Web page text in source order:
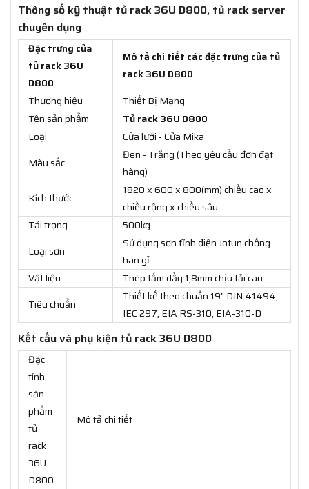
Thông số kỹ thuật tủ rack 36U D800, tủ rack server
chuyên dụng
Đặc trưng của
tủ rack 36U
D800
Mô tả chi tiết các đặc trưng của tủ
rack 36U D800
Thương hiệu
Thiết Bị Mạng
Tên sản phẩm
Tủ rack 36U D800
Loại
Cửa lưới - Cửa Mika
Màu sắc
Đen - Trắng (Theo yêu cầu đơn đặt
hàng)
Kích thước
1820 x 600 x 800(mm) chiều cao x
chiều rộng x chiều sâu
Tải trọng
500kg
Loại sơn
Sử dụng sơn tĩnh điện Jotun chống
han gỉ
Vật liệu
Thép tấm dầy 1,8mm chịu tải cao
Tiêu chuẩn
Thiết kế theo chuẩn 19" DIN 41494,
IEC 297, EIA RS-310, EIA-310-D
Kết cấu và phụ kiện tủ rack 36U D800
Đặc
tính
sản
phẩm
tủ
rack
36U
D800
Mô tả chi tiết